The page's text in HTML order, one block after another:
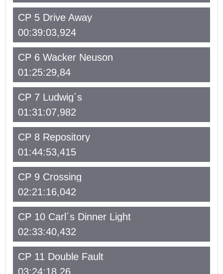
CP 5 Drive Away
00:39:03,924
CP 6 Wacker Neuson
01:25:29,84
CP 7 Ludwig´s
01:31:07,982
CP 8 Repository
01:44:53,415
CP 9 Crossing
02:21:16,042
CP 10 Carl´s Dinner Light
02:33:40,432
CP 11 Double Fault
03:24:18,26